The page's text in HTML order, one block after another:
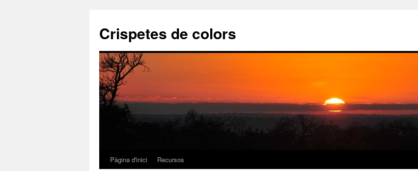
Crispetes de colors
VésPàgina d'inici Recursos